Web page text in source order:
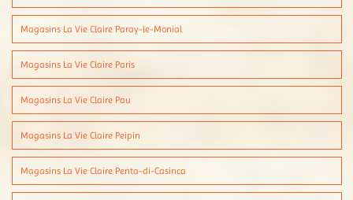
Magasins La Vie Claire Paray-le-Monial
Magasins La Vie Claire Paris
Magasins La Vie Claire Pau
Magasins La Vie Claire Peipin
Magasins La Vie Claire Penta-di-Casinca